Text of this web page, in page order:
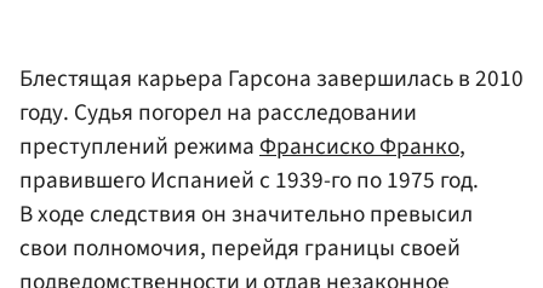
Блестящая карьера Гарсона завершилась в 2010
году. Судья погорел на расследовании
преступлений режима Франсиско Франко,
правившего Испанией с 1939-го по 1975 год.
В ходе следствия он значительно превысил
свои полномочия, перейдя границы своей